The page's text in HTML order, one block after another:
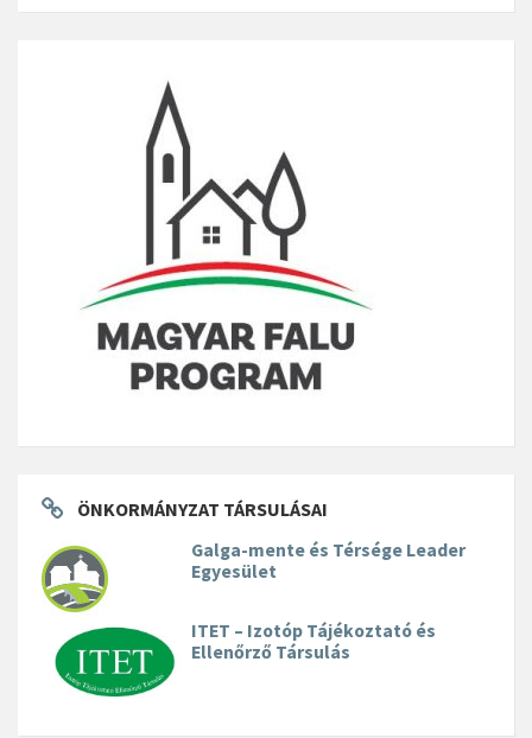
ÖNKORMÁNYZAT TÁRSULÁSAI
Galga-mente és Térsége Leader
Egyesület
ITET – Izotóp Tájékoztató és
Ellenőrző Társulás